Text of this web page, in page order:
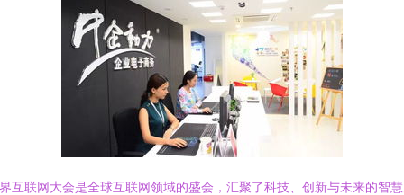
互联网大会是全球互联网领域的盛会，汇聚了科技、创新与未来的智